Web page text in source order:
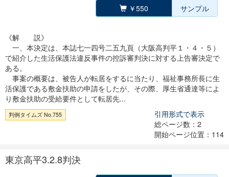
￥550 サンプル
《解 説》
一、本決定は、本誌七一四号二五九頁（大阪高判平１・４・５）
で紹介した生活保護法違反事件の控訴審判決に対する上告審決定で
ある。
事案の概要は、被告人が転居をするに当たり、福祉事務所長に生
活保護である敷金扶助の申請をしたが、その際、厚生省通達等によ
り敷金扶助の受給要件として転居先...
判例タイムズ No.755
引用形式で表示
総ページ数：2
開始ページ位置：114
東京高平3.2.8判決